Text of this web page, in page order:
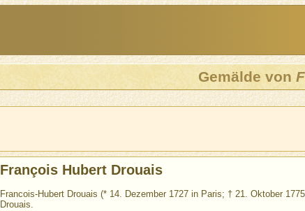
Gemälde von
François Hubert Drouais
Francois-Hubert Drouais (* 14. Dezember 1727 in Paris; † 21. Oktober
Drouais.